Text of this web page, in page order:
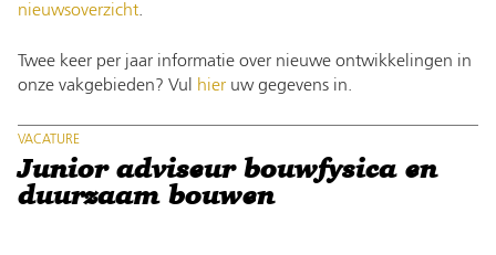
nieuwsoverzicht.
Twee keer per jaar informatie over nieuwe ontwikkelingen in
onze vakgebieden? Vul hier uw gegevens in.
VACATURE
Junior adviseur bouwfysica en
duurzaam bouwen